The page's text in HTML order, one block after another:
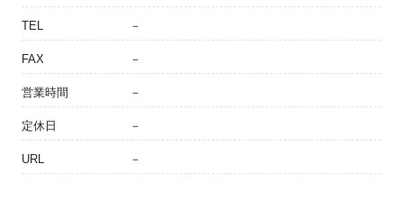
TEL －
FAX －
営業時間 －
定休日 －
URL －